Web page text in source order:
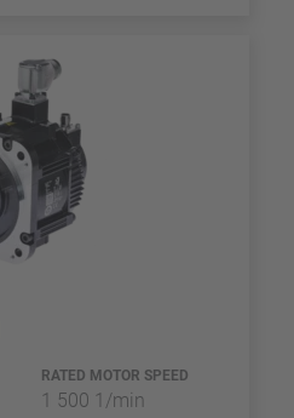
RATED MOTOR SPEED
1 500 1/min